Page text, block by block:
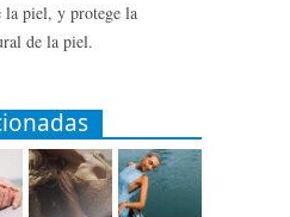
la piel, y protege la
de la piel.